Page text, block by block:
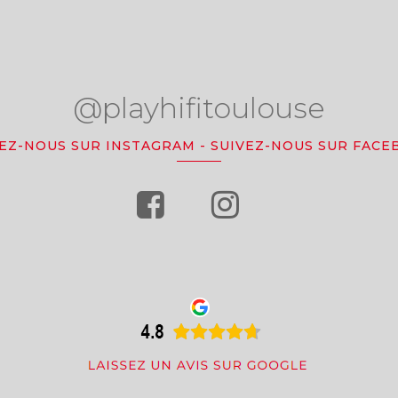
@playhifitoulouse
NOUS SUR INSTAGRAM - SUIVEZ-NOUS SUR